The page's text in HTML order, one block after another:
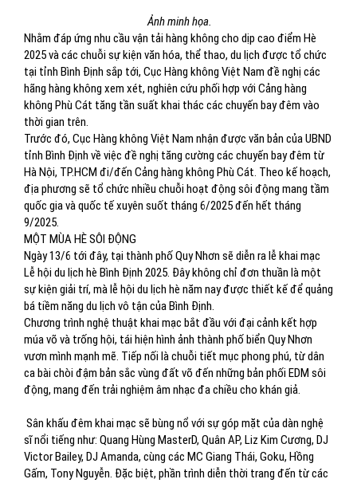
Ảnh minh họa.
Nhằm đáp ứng nhu cầu vận tải hàng không cho dịp cao điểm Hè
2025 và các chuỗi sự kiện văn hóa, thể thao, du lịch được tổ chức
tại tỉnh Bình Định sắp tới, Cục Hàng không Việt Nam đề nghị các
hãng hàng không xem xét, nghiên cứu phối hợp với Cảng hàng
không Phù Cát tăng tần suất khai thác các chuyến bay đêm vào
thời gian trên.
Trước đó, Cục Hàng không Việt Nam nhận được văn bản của UBND
tỉnh Bình Định về việc đề nghị tăng cường các chuyến bay đêm từ
Hà Nội, TP.HCM đi/đến Cảng hàng không Phù Cát. Theo kế hoạch,
địa phương sẽ tổ chức nhiều chuỗi hoạt động sôi động mang tầm
quốc gia và quốc tế xuyên suốt tháng 6/2025 đến hết tháng
9/2025.
MỘT MÙA HÈ SÔI ĐỘNG
Ngày 13/6 tới đây, tại thành phố Quy Nhơn sẽ diễn ra lễ khai mạc
Lễ hội du lịch hè Bình Định 2025. Đây không chỉ đơn thuần là một
sự kiện giải trí, mà lễ hội du lịch hè năm nay được thiết kế để quảng
bá tiềm năng du lịch vô tận của Bình Định.
Chương trình nghệ thuật khai mạc bắt đầu với đại cảnh kết hợp
múa võ và trống hội, tái hiện hình ảnh thành phố biển Quy Nhơn
vươn mình mạnh mẽ. Tiếp nối là chuỗi tiết mục phong phú, từ dân
ca bài chòi đậm bản sắc vùng đất võ đến những bản phối EDM sôi
động, mang đến trải nghiệm âm nhạc đa chiều cho khán giả.
Sân khấu đêm khai mạc sẽ bùng nổ với sự góp mặt của dàn nghệ
sĩ nổi tiếng như: Quang Hùng MasterD, Quân AP, Liz Kim Cương, DJ
Victor Bailey, DJ Amanda, cùng các MC Giang Thái, Goku, Hồng
Gấm, Tony Nguyễn. Đặc biệt, phần trình diễn thời trang đến từ các